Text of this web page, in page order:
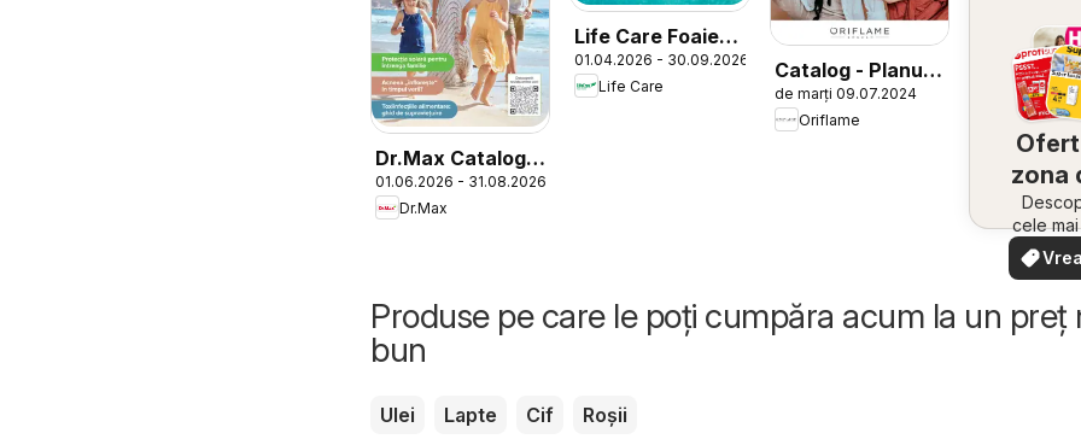
Dr.Max Catalog
Sănătate
01.06.2026 - 31.08.2026
Dr.Max
Life Care Foaie
volantă
01.04.2026 - 30.09.2026
Life Care
Catalog - Planul
de Succes
pentru
de marți 09.07.2024
Oriflame
zona
cele
oferte
văd
Produse pe care le poți cumpăra acum la un preț
bun
Ulei Lapte Cif Roșii